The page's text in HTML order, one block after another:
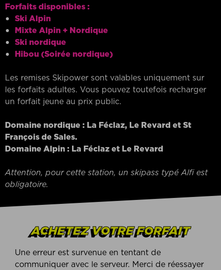
Forfaits disponibles :
Ski Alpin
Mixte Alpin + Nordique
Ski nordique
Hibou (Soirée nordique)
Les remises Skipower sont valables uniquement sur
les forfaits adultes. Vous pouvez toutefois recharger
un forfait jeune au prix public.
Domaine nordique : La Féclaz, Le Revard et St
François de Sales.
Domaine Alpin : La Féclaz et Le Revard
Attention, pour cette station, un skipass typé Alfi est
obligatoire.
ACHETEZ VOTRE FORFAIT
Une erreur est survenue en tentant de
communiquer avec le serveur. Merci de réessayer